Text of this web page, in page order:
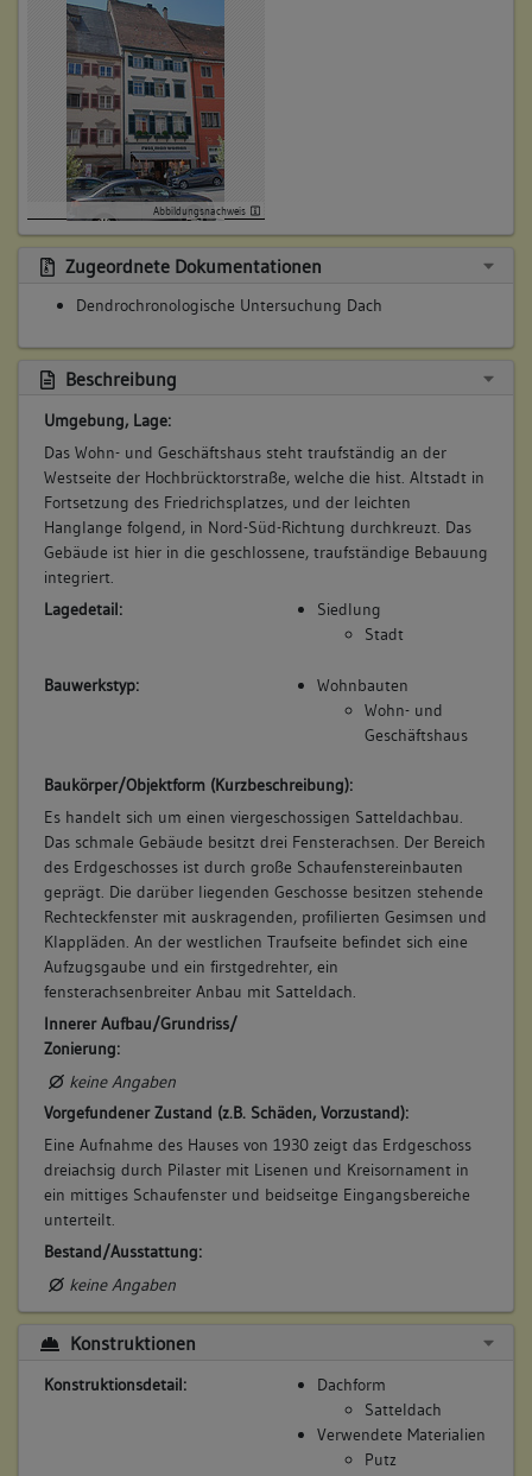
Abbildungsnachweis
Zugeordnete Dokumentationen
Dendrochronologische Untersuchung Dach
Beschreibung
Umgebung, Lage:
Das Wohn- und Geschäftshaus steht traufständig an der
Westseite der Hochbrücktorstraße, welche die hist. Altstadt in
Fortsetzung des Friedrichsplatzes, und der leichten
Hanglange folgend, in Nord-Süd-Richtung durchkreuzt. Das
Gebäude ist hier in die geschlossene, traufständige Bebauung
integriert.
Lagedetail:
Siedlung
Stadt
Bauwerkstyp:
Wohnbauten
Wohn- und
Geschäftshaus
Baukörper/Objektform (Kurzbeschreibung):
Es handelt sich um einen viergeschossigen Satteldachbau.
Das schmale Gebäude besitzt drei Fensterachsen. Der Bereich
des Erdgeschosses ist durch große Schaufenstereinbauten
geprägt. Die darüber liegenden Geschosse besitzen stehende
Rechteckfenster mit auskragenden, profilierten Gesimsen und
Klappläden. An der westlichen Traufseite befindet sich eine
Aufzugsgaube und ein firstgedrehter, ein
fensterachsenbreiter Anbau mit Satteldach.
Innerer Aufbau/Grundriss/
Zonierung:
keine Angaben
Vorgefundener Zustand (z.B. Schäden, Vorzustand):
Eine Aufnahme des Hauses von 1930 zeigt das Erdgeschoss
dreiachsig durch Pilaster mit Lisenen und Kreisornament in
ein mittiges Schaufenster und beidseitge Eingangsbereiche
unterteilt.
Bestand/Ausstattung:
keine Angaben
Konstruktionen
Konstruktionsdetail:
Dachform
Satteldach
Verwendete Materialien
Putz